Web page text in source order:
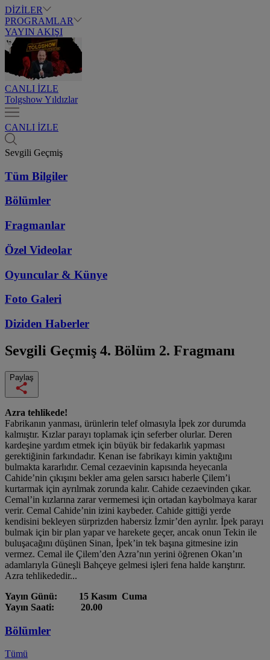
DİZİLER
PROGRAMLAR
YAYIN AKIŞI
CANLI İZLE
Tolgshow Yıldızlar
CANLI İZLE
Sevgili Geçmiş
Tüm Bilgiler
Bölümler
Fragmanlar
Özel Videolar
Oyuncular & Künye
Foto Galeri
Diziden Haberler
Sevgili Geçmiş 4. Bölüm 2. Fragmanı
Paylaş
Azra tehlikede!
Fabrikanın yanması, ürünlerin telef olmasıyla İpek zor durumda
kalmıştır. Kızlar parayı toplamak için seferber olurlar. Deren
kardeşine yardım etmek için büyük bir fedakarlık yapması
gerektiğinin farkındadır. Kenan ise fabrikayı kimin yaktığını
bulmakta kararlıdır. Cemal cezaevinin kapısında heyecanla
Cahide’nin çıkışını bekler ama gelen sarsıcı haberle Çilem’i
kurtarmak için ayrılmak zorunda kalır. Cahide cezaevinden çıkar.
Cemal’in kızlarına zarar vermemesi için ortadan kaybolmaya karar
verir. Cemal Cahide’nin izini kaybeder. Cahide gittiği yerde
kendisini bekleyen sürprizden habersiz İzmir’den ayrılır. İpek parayı
bulmak için bir plan yapar ve harekete geçer, ancak onun Tekin ile
buluşacağını düşünen Sinan, İpek’in tek başına gitmesine izin
vermez. Cemal ile Çilem’den Azra’nın yerini öğrenen Okan’ın
adamlarıyla Güneşli Bahçeye gelmesi işleri fena halde karıştırır.
Azra tehlikededir...
Yayın Günü: 15 Kasım Cuma
Yayın Saati: 20.00
Bölümler
Tümü